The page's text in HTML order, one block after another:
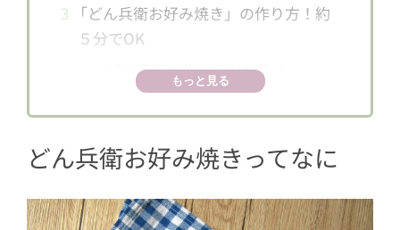
3 「どん兵衛お好み焼き」の作り方！約
５分でOK
どん兵衛を袋に入れて砕く
3.3生地をフライパンで焼き上げて完
4もちっとした麺がいい仕事をする「お
もっと見る
どん兵衛お好み焼きってなに